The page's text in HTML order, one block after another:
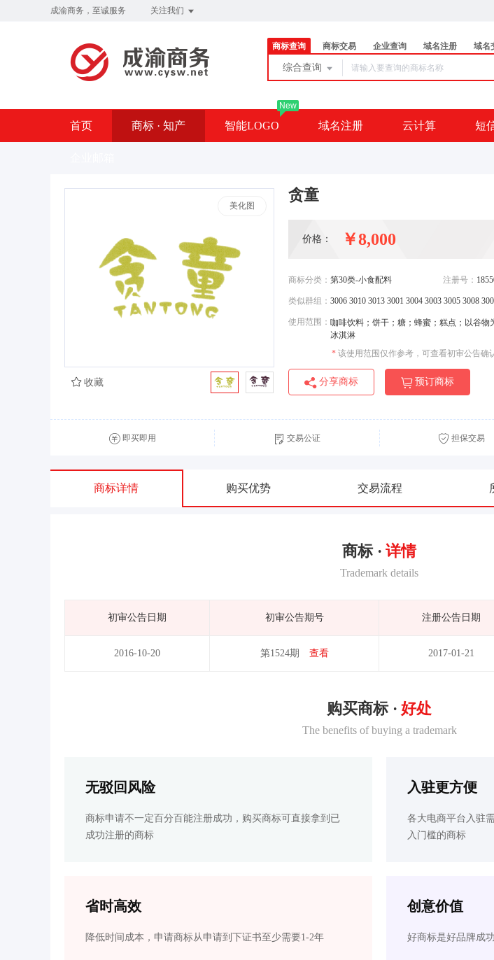
成渝商务，至诚服务 关注我们
商标查询 商标交易 企业查询 域名注册 域名
综合查询
首页 商标 · 知产 智能LOGO
New
域名注册 云计算 短
美化图
贪童
价格： ￥8,000
商标分类： 第30类-小食配料 注册号：
类似群组： 3006 3010 3013 3001 3004 3003 3005 3008
使用范围： 咖啡饮料；饼干；糖；蜂蜜；糕点；以谷物
冰淇淋
* 该使用范围仅作参考，可查看初审公告确
分享商标 预订商标
收藏
即买即用 交易公证 担保交易
商标详情 购买优势 交易流程
商标 · 详情
Trademark details
初审公告日期 初审公告期号 注册公告日期
2016-10-20 第1524期 查看 2017-01-21
购买商标 · 好处
The benefits of buying a trademark
无驳回风险
商标申请不一定百分百能注册成功，购买商标可直接拿到已
成功注册的商标
入驻更方便
各大电商平台入驻
入门槛的商标
省时高效
降低时间成本，申请商标从申请到下证书至少需要1-2年
创意价值
好商标是好品牌成